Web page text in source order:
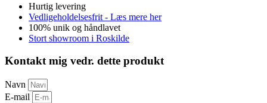
Hurtig levering
Vedligeholdelsesfrit - Læs mere her
100% unik og håndlavet
Stort showroom i Roskilde
Kontakt mig vedr. dette produkt
Navn
E-mail